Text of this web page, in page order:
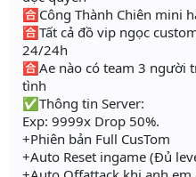
🈴Công Thành Chiên mini
🈴Tất cả đồ vip ngọc
24/24h
🈴Ae nào có team 3 người
tình
✅Thông tin Server:
Exp: 9999x Drop 50%.
+Phiên bản Full CusTom
+Auto Reset ingame (Đủ